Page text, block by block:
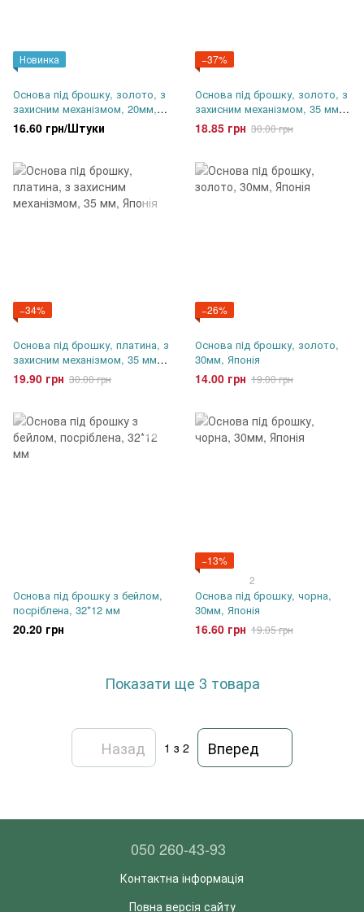
Новинка
Основа пiд брошку, золото, з
захисним механізмом, 20мм,
Японія
16.60 грн/Штуки
−37%
Основа пiд брошку, золото, з
захисним механізмом, 35 мм,
Японія
18.85 грн 30.00 грн
−34%
Основа пiд брошку, платина, з
захисним механізмом, 35 мм,
Японія
19.90 грн 30.00 грн
−26%
Основа пiд брошку, золото,
30мм, Японія
14.00 грн 19.00 грн
Основа пiд брошку з бейлом,
посріблена, 32*12 мм
20.20 грн
−13%
2
Основа пiд брошку, чорна,
30мм, Японія
16.60 грн 19.05 грн
Показати ще 3 товара
Назад 1 з 2 Вперед
050 260-43-93
Контактна інформація
Повна версія сайту